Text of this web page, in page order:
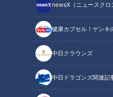
newsX（ニュースクロ
健康カプセル！ゲンキ
中日クラウンズ
中日ドラゴンズ関連記